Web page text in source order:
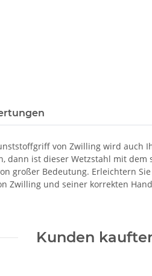
von Zwilling wird auch
dann ist dieser Wetzstahl mit
großer Bedeutung. Erleichtern
Zwilling und seiner korrekten
Kunden